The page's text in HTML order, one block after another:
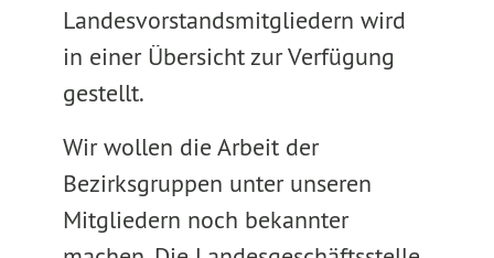
Landesvorstandsmitgliedern wird
in einer Übersicht zur Verfügung
gestellt.
Wir wollen die Arbeit der
Bezirksgruppen unter unseren
Mitgliedern noch bekannter